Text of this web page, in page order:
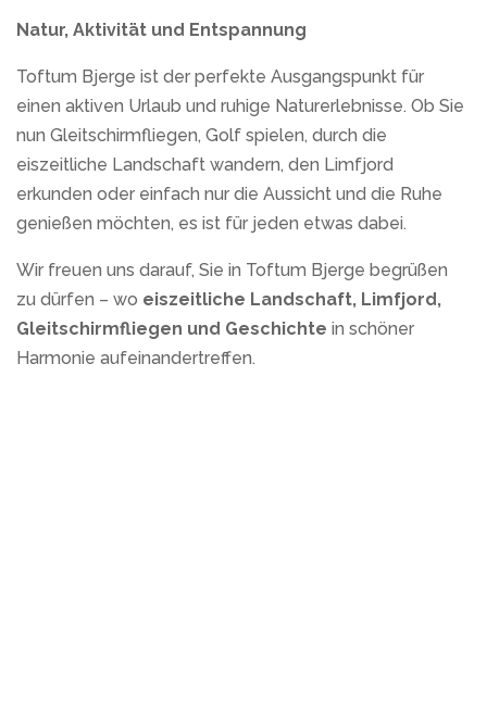
Natur, Aktivität und Entspannung
Toftum Bjerge ist der perfekte Ausgangspunkt für
einen aktiven Urlaub und ruhige Naturerlebnisse. Ob Sie
nun Gleitschirmfliegen, Golf spielen, durch die
eiszeitliche Landschaft wandern, den Limfjord
erkunden oder einfach nur die Aussicht und die Ruhe
genießen möchten, es ist für jeden etwas dabei.
Wir freuen uns darauf, Sie in Toftum Bjerge begrüßen
zu dürfen – wo eiszeitliche Landschaft, Limfjord,
Gleitschirmfliegen und Geschichte in schöner
Harmonie aufeinandertreffen.